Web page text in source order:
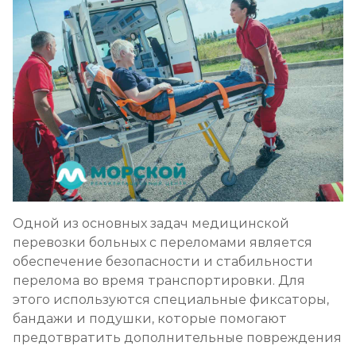
Одной из основных задач медицинской
перевозки больных с переломами является
обеспечение безопасности и стабильности
перелома во время транспортировки. Для
этого используются специальные фиксаторы,
бандажи и подушки, которые помогают
предотвратить дополнительные повреждения